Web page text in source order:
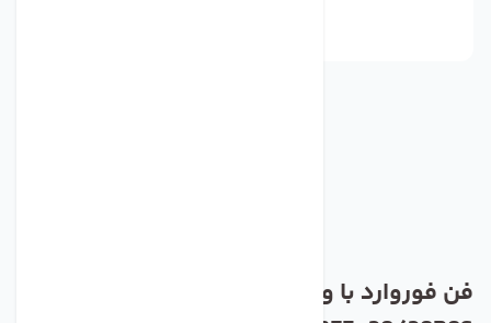
فن فوروارد با ورودی دو طرفه دمنده مدل